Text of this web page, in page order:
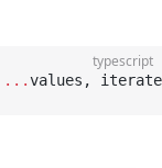
typescript
...values,